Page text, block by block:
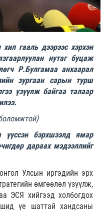
гааль дээрээс хэрхэн
нутаг буцаж
Р.Булгамааанхаарал
зургаан сарын турш
үзүүлж байгаа талаар
үүссэн бэрхшээлд ямар
дараах мэдээллийг
Улсын иргэдийн эрх
өмгөөлөл үзүүлж,
ЭСЯ хийгээд холбогдох
үе шаттай хандсаны